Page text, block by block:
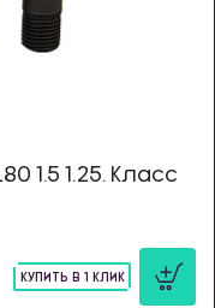
1.5 1.25. Класс
КУПИТЬ В 1 КЛИК